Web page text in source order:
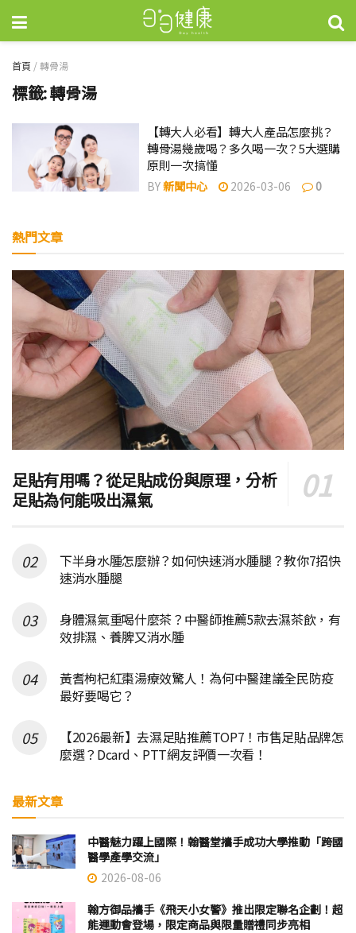
首頁 /轉骨湯
標籤:轉骨湯
【轉大人必看】轉大人產品怎麼挑？
轉骨湯幾歲喝？多久喝一次？5大選購
原則一次搞懂
BY新聞中心 2026-03-06 0
熱門文章
足貼有用嗎？從足貼成份與原理，分析
足貼為何能吸出濕氣
下半身水腫怎麼辦？如何快速消水腫腿？教你7招快
速消水腫腿
身體濕氣重喝什麼茶？中醫師推薦5款去濕茶飲，有
效排濕、養脾又消水腫
黃耆枸杞紅棗湯療效驚人！為何中醫建議全民防疫
最好要喝它？
【2026最新】去濕足貼推薦TOP7！市售足貼品牌怎
麼選？Dcard、PTT網友評價一次看！
最新文章
中醫魅力躍上國際！翰醫堂攜手成功大學推動「跨國
醫學產學交流」
2026-08-06
翰方御品攜手《飛天小女警》推出限定聯名企劃！超
能運動會登場，限定商品與限量贈禮同步亮相